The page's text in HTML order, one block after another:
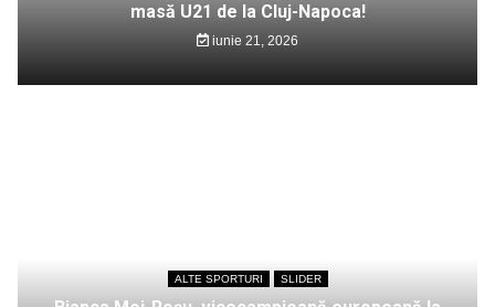
masă U21 de la Cluj-Napoca!
iunie 21, 2026
ALTE SPORTURI SLIDER